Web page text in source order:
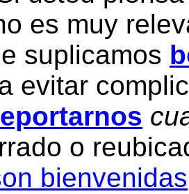
es muy
suplicamos
evitar
o
bienvenidas